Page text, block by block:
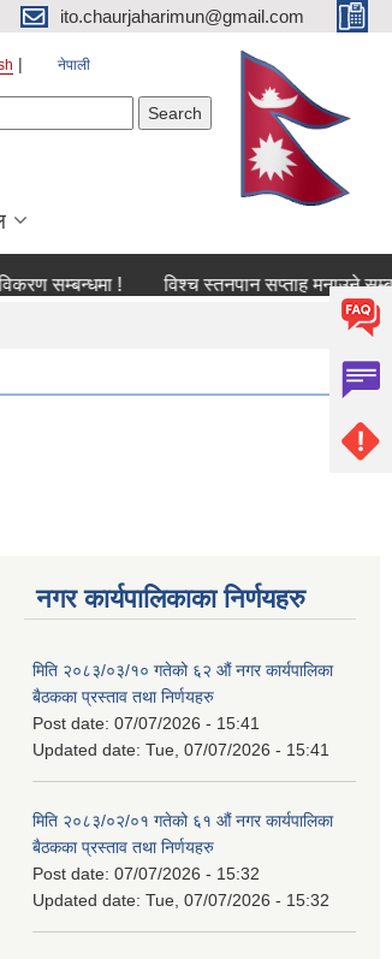
ito.chaurjaharimun@gmail.com
नेपाली
! विश्च स्तनपान सप्ताह मनाउने सम्बन्धी
नगर कार्यपालिकाका निर्णयहरु
मिति २०८३/०३/१० गतेको ६२ औं नगर कार्यपालिका
बैठकका प्रस्ताव तथा निर्णयहरु
Post date: 07/07/2026 - 15:41
Updated date: Tue, 07/07/2026 - 15:41
मिति २०८३/०२/०१ गतेको ६१ औं नगर कार्यपालिका
बैठकका प्रस्ताव तथा निर्णयहरु
Post date: 07/07/2026 - 15:32
Updated date: Tue, 07/07/2026 - 15:32